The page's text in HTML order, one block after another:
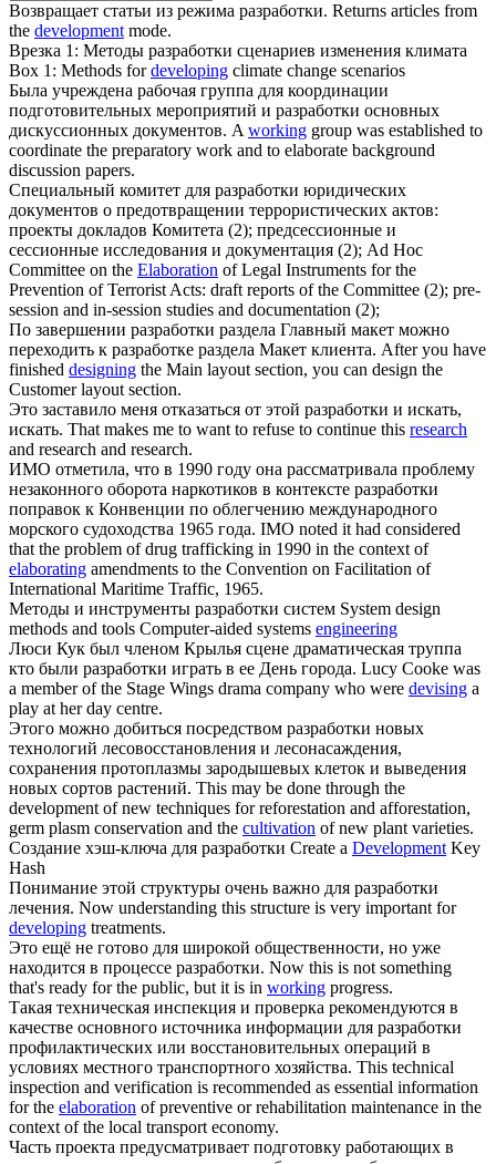
Возвращает статьи из режима разработки. Returns articles from
the developmentmode.
Врезка 1: Методы разработки сценариев изменения климата
Box 1: Methods fordeveloping climate change scenarios
Была учреждена рабочая группа для координации
подготовительных мероприятий и разработки основных
дискуссионных документов. Aworking group was established to
coordinate the preparatory work and to elaborate background
discussion papers.
Специальный комитет для разработки юридических
документов о предотвращении террористических актов:
проекты докладов Комитета (2); предсессионные и
сессионные исследования и документация (2); Ad Hoc
Committee on the Elaboration of Legal Instruments for the
Prevention of Terrorist Acts: draft reports of the Committee (2); pre-
session and in-session studies and documentation (2);
По завершении разработки раздела Главный макет можно
переходить к разработке раздела Макет клиента. After you have
finished designing the Main layout section, you can design the
Customer layout section.
Это заставило меня отказаться от этой разработки и искать,
искать. That makes me to want to refuse to continue this research
and research and research.
ИМО отметила, что в 1990 году она рассматривала проблему
незаконного оборота наркотиков в контексте разработки
поправок к Конвенции по облегчению международного
морского судоходства 1965 года. IMO noted it had considered
that the problem of drug trafficking in 1990 in the context of
elaborating amendments to the Convention on Facilitation of
International Maritime Traffic, 1965.
Методы и инструменты разработки систем System design
methods and tools Computer-aided systems engineering
Люси Кук был членом Крылья сцене драматическая труппа
кто были разработки играть в ее День города. Lucy Cooke was
a member of the Stage Wings drama company who were devising a
play at her day centre.
Этого можно добиться посредством разработки новых
технологий лесовосстановления и лесонасаждения,
сохранения протоплазмы зародышевых клеток и выведения
новых сортов растений. This may be done through the
development of new techniques for reforestation and afforestation,
germ plasm conservation and the cultivation of new plant varieties.
Создание хэш-ключа для разработки Create a DevelopmentKey
Hash
Понимание этой структуры очень важно для разработки
лечения. Now understanding this structure is very important for
developing treatments.
Это ещё не готово для широкой общественности, но уже
находится в процессе разработки. Now this is not something
that's ready for the public, but it is in working progress.
Такая техническая инспекция и проверка рекомендуются в
качестве основного источника информации для разработки
профилактических или восстановительных операций в
условиях местного транспортного хозяйства. This technical
inspection and verification is recommended as essential information
for the elaboration of preventive or rehabilitation maintenance in the
context of the local transport economy.
Часть проекта предусматривает подготовку работающих в